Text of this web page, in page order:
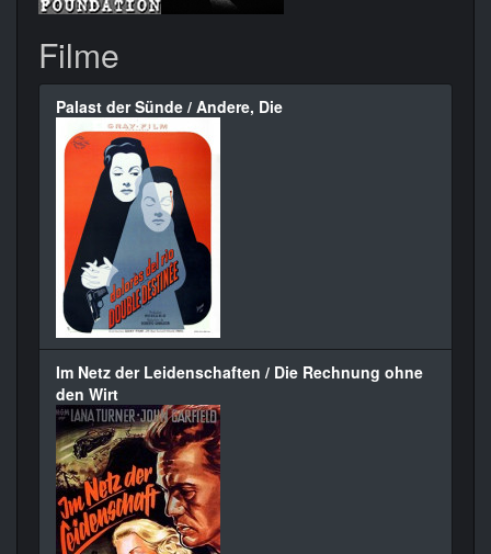
Filme
Palast der Sünde / Andere, Die
Im Netz der Leidenschaften / Die Rechnung ohne
den Wirt